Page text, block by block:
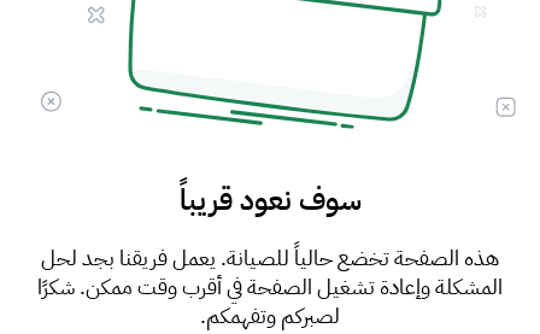
سوف نعود قريباً
هذه الصفحة تخضع حالياً للصيانة. يعمل فريقنا بجد لحل
المشكلة وإعادة تشغيل الصفحة في أقرب وقت ممكن. شكرًا
لصبركم وتفهمكم.